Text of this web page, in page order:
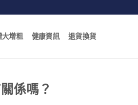
大增粗 健康資訊 退貨換貨
係嗎？